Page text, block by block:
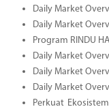
Daily Market
Daily Market
Program RINDU
Daily Market
Daily Market
Daily Market
Perkuat